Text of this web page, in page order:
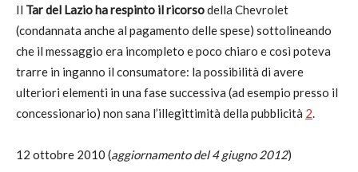
Il Tar del Lazio ha respinto il ricorsodella Chevrolet
(condannata anche al pagamento delle spese) sottolineando
che il messaggio era incompleto e poco chiaro e così poteva
trarre in inganno il consumatore: la possibilità di avere
ulteriori elementi in una fase successiva (ad esempio presso il
concessionario) non sana l’illegittimità della pubblicità 2.
12 ottobre 2010 (aggiornamento del 4 giugno 2012)